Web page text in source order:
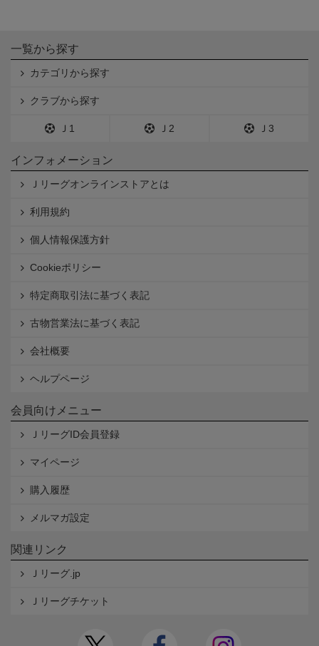
一覧から探す
カテゴリから探す
クラブから探す
Ｊ1 Ｊ2 Ｊ3
インフォメーション
Ｊリーグオンラインストアとは
利用規約
個人情報保護方針
Cookieポリシー
特定商取引法に基づく表記
古物営業法に基づく表記
会社概要
ヘルプページ
会員向けメニュー
ＪリーグID会員登録
マイページ
購入履歴
メルマガ設定
関連リンク
Ｊリーグ.jp
Ｊリーグチケット